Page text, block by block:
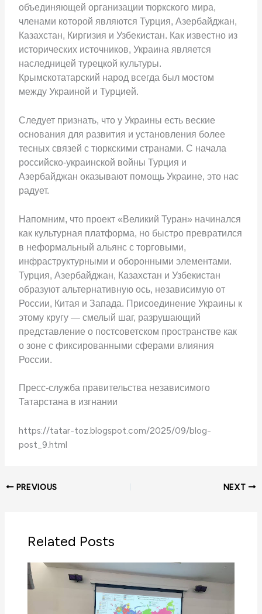
объединяющей организации тюркского мира,
членами которой являются Турция, Азербайджан,
Казахстан, Киргизия и Узбекистан. Как известно из
исторических источников, Украина является
наследницей турецкой культуры.
Крымскотатарский народ всегда был мостом
между Украиной и Турцией.
Следует признать, что у Украины есть веские
основания для развития и установления более
тесных связей с тюркскими странами. С начала
российско-украинской войны Турция и
Азербайджан оказывают помощь Украине, это нас
радует.
Напомним, что проект «Великий Туран» начинался
как культурная платформа, но быстро превратился
в неформальный альянс с торговыми,
инфраструктурными и оборонными элементами.
Турция, Азербайджан, Казахстан и Узбекистан
образуют альтернативную ось, независимую от
России, Китая и Запада. Присоединение Украины к
этому кругу — смелый шаг, разрушающий
представление о постсоветском пространстве как
о зоне с фиксированными сферами влияния
России.
Пресс-служба правительства независимого
Татарстана в изгнании
https://tatar-toz.blogspot.com/2025/09/blog-
post_9.html
PREVIOUS NEXT
Related Posts